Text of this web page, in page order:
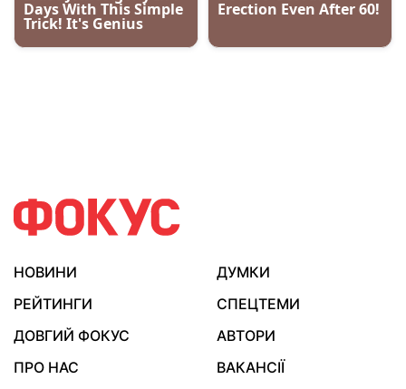
НОВИНИ
ДУМКИ
РЕЙТИНГИ
СПЕЦТЕМИ
ДОВГИЙ ФОКУС
АВТОРИ
ПРО НАС
ВАКАНСІЇ